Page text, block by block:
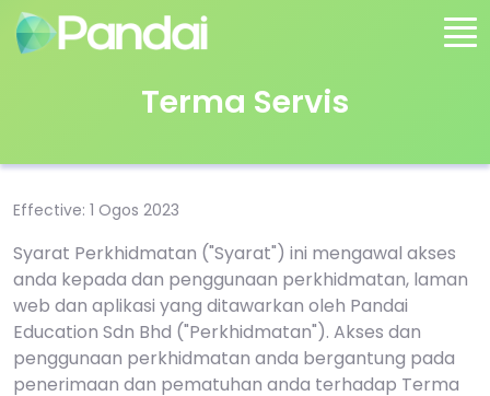
Terma Servis
Effective: 1 Ogos 2023
Syarat Perkhidmatan ("Syarat") ini mengawal akses
anda kepada dan penggunaan perkhidmatan, laman
web dan aplikasi yang ditawarkan oleh Pandai
Education Sdn Bhd ("Perkhidmatan"). Akses dan
penggunaan perkhidmatan anda bergantung pada
penerimaan dan pematuhan anda terhadap Terma